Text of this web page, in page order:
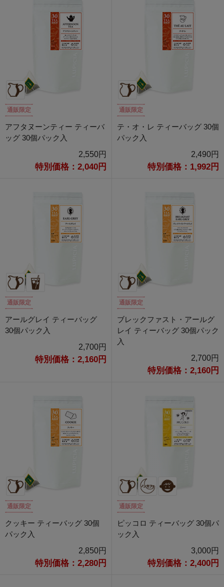
通販限定
アフタヌーンティー ティーバ
ッグ 30個パック入
2,550円
特別価格：2,040円
通販限定
テ・オ・レ ティーバッグ 30個
パック入
2,490円
特別価格：1,992円
通販限定
アールグレイ ティーバッグ
30個パック入
2,700円
特別価格：2,160円
通販限定
ブレックファスト・アールグ
レイ ティーバッグ 30個パック
入
2,700円
特別価格：2,160円
通販限定
クッキー ティーバッグ 30個
パック入
2,850円
特別価格：2,280円
通販限定
ピッコロ ティーバッグ 30個パ
ック入
3,000円
特別価格：2,400円